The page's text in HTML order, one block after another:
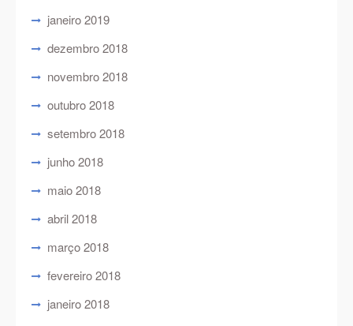
janeiro 2019
dezembro 2018
novembro 2018
outubro 2018
setembro 2018
junho 2018
maio 2018
abril 2018
março 2018
fevereiro 2018
janeiro 2018